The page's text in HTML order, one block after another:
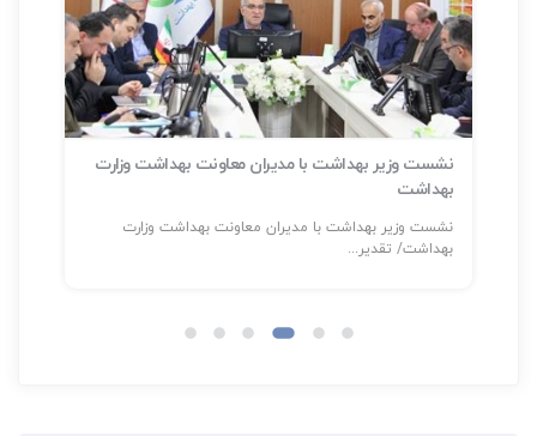
نشست وزیر بهداشت با مدیران معاونت بهداشت وزارت
بهداشت
نشست وزیر بهداشت با مدیران معاونت بهداشت وزارت
بهداشت/ تقدیر...